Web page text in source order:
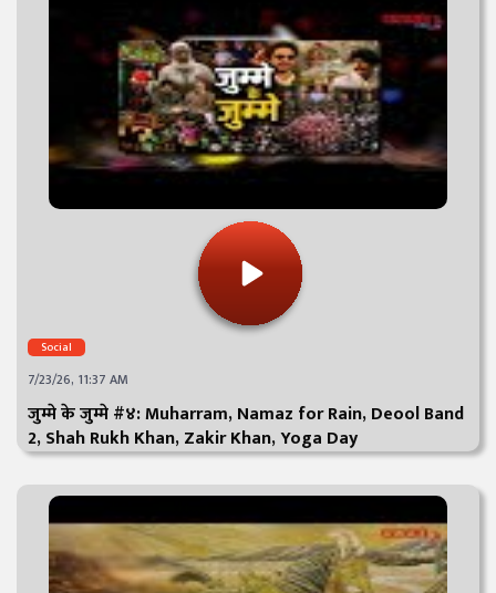
Social
7/23/26, 11:37 AM
जुम्मे के जुम्मे #४: Muharram, Namaz for Rain, Deool Band
2, Shah Rukh Khan, Zakir Khan, Yoga Day